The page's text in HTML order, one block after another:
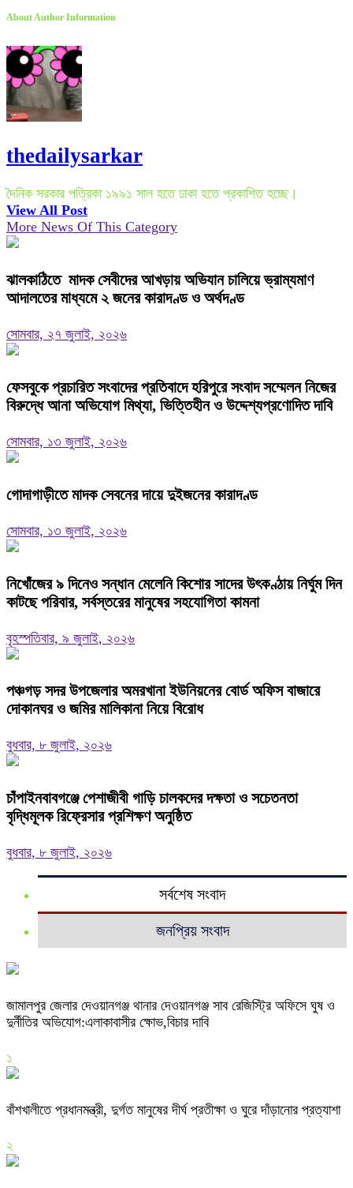
About Author Information
thedailysarkar
দৈনিক সরকার পত্রিকা ১৯৯১ সাল হতে ঢাকা হতে প্রকাশিত হচ্ছে।
View All Post
More News Of This Category
ঝালকাঠিতে মাদক সেবীদের আখড়ায় অভিযান চালিয়ে ভ্রাম্যমাণ
আদালতের মাধ্যমে ২ জনের কারাদণ্ড ও অর্থদণ্ড
সোমবার, ২৭ জুলাই, ২০২৬
ফেসবুকে প্রচারিত সংবাদের প্রতিবাদে হরিপুরে সংবাদ সম্মেলন নিজের
বিরুদ্ধে আনা অভিযোগ মিথ্যা, ভিত্তিহীন ও উদ্দেশ্যপ্রণোদিত দাবি
সোমবার, ১৩ জুলাই, ২০২৬
গোদাগাড়ীতে মাদক সেবনের দায়ে দুইজনের কারাদণ্ড
সোমবার, ১৩ জুলাই, ২০২৬
নিখোঁজের ৯ দিনেও সন্ধান মেলেনি কিশোর সাদের উৎকণ্ঠায় নির্ঘুম দিন
কাটছে পরিবার, সর্বস্তরের মানুষের সহযোগিতা কামনা
বৃহস্পতিবার, ৯ জুলাই, ২০২৬
পঞ্চগড় সদর উপজেলার অমরখানা ইউনিয়নের বোর্ড অফিস বাজারে
দোকানঘর ও জমির মালিকানা নিয়ে বিরোধ
বুধবার, ৮ জুলাই, ২০২৬
চাঁপাইনবাবগঞ্জে পেশাজীবী গাড়ি চালকদের দক্ষতা ও সচেতনতা
বৃদ্ধিমূলক রিফ্রেসার প্রশিক্ষণ অনুষ্ঠিত
বুধবার, ৮ জুলাই, ২০২৬
সর্বশেষ সংবাদ
জনপ্রিয় সংবাদ
জামালপুর জেলার দেওয়ানগঞ্জ থানার দেওয়ানগঞ্জ সাব রেজিস্ট্রি অফিসে ঘুষ ও
দুর্নীতির অভিযোগ:এলাকাবাসীর ক্ষোভ,বিচার দাবি
১
বাঁশখালীতে প্রধানমন্ত্রী, দুর্গত মানুষের দীর্ঘ প্রতীক্ষা ও ঘুরে দাঁড়ানোর প্রত্যাশা
২